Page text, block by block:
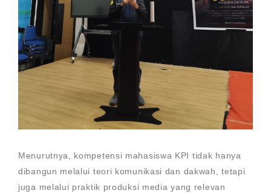
Menurutnya, kompetensi mahasiswa KPI tidak hanya
dibangun melalui teori komunikasi dan dakwah, tetapi
juga melalui praktik produksi media yang relevan